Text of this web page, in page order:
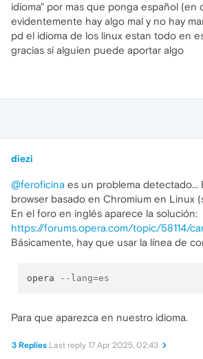
idioma" por mas que ponga español
evidentemente hay algo mal y no hay
pd el idioma de los linux estan todo en
gracias si alguien puede aportar algo
diezi
@feroficina es un problema
browser basado en Chromium en Linux
En el foro en inglés aparece la solución:
https://forums.opera.com/topic/58114/
Básicamente, hay que usar la línea de
opera --lang=es
Para que aparezca en nuestro idioma.
3 Replies Last reply 17 Apr 2025, 02:43